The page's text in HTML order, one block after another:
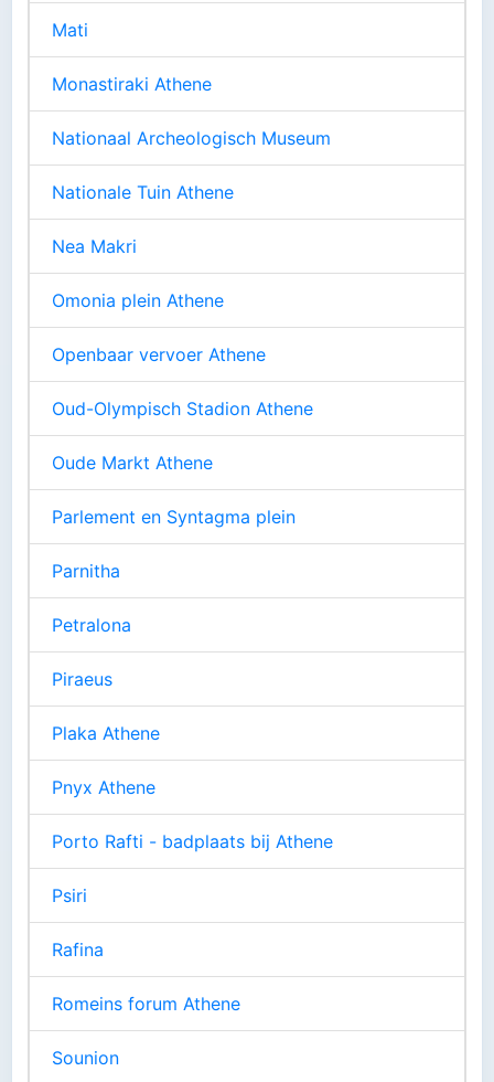
Mati
Monastiraki Athene
Nationaal Archeologisch Museum
Nationale Tuin Athene
Nea Makri
Omonia plein Athene
Openbaar vervoer Athene
Oud-Olympisch Stadion Athene
Oude Markt Athene
Parlement en Syntagma plein
Parnitha
Petralona
Piraeus
Plaka Athene
Pnyx Athene
Porto Rafti - badplaats bij Athene
Psiri
Rafina
Romeins forum Athene
Sounion